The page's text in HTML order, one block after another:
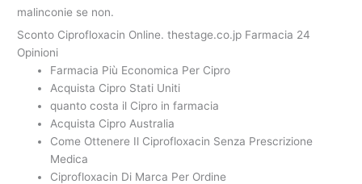
malinconie se non.
Sconto Ciprofloxacin Online. thestage.co.jp Farmacia 24
Opinioni
Farmacia Più Economica Per Cipro
Acquista Cipro Stati Uniti
quanto costa il Cipro in farmacia
Acquista Cipro Australia
Come Ottenere Il Ciprofloxacin Senza Prescrizione
Medica
Ciprofloxacin Di Marca Per Ordine